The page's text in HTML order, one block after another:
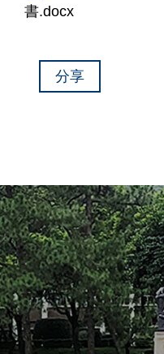
書.docx
分享